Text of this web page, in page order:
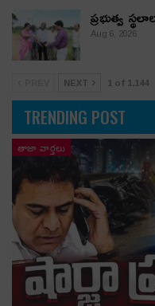
ప్రభుత్వ
Aug 6, 2026
NEXT 1 of 1,144
TRENDING POST
తాజా వార్తలు